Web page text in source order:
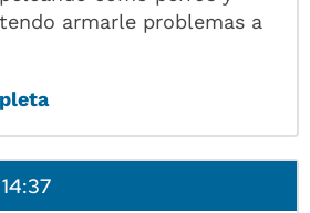
armarle problemas a